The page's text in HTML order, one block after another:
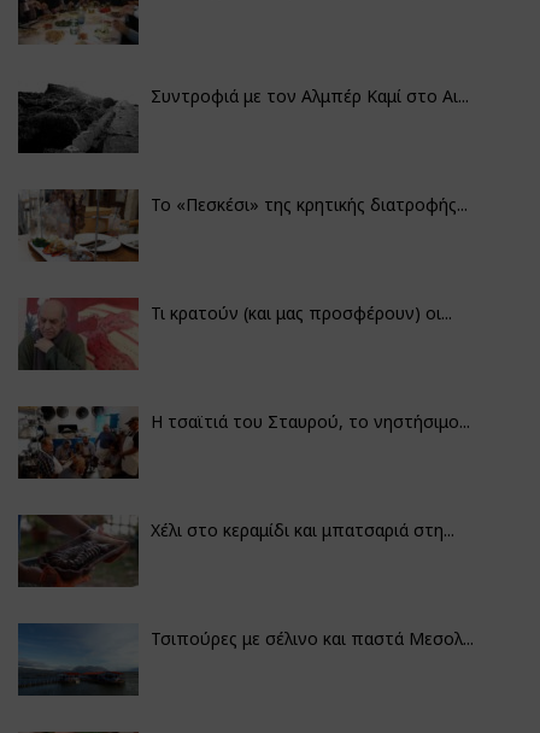
Συντροφιά με τον Αλμπέρ Καμί στο Αι...
Το «Πεσκέσι» της κρητικής διατροφής...
Τι κρατούν (και μας προσφέρουν) οι...
Η τσαϊτιά του Σταυρού, το νηστήσιμο...
Χέλι στο κεραμίδι και μπατσαριά στη...
Τσιπούρες με σέλινο και παστά Μεσολ...